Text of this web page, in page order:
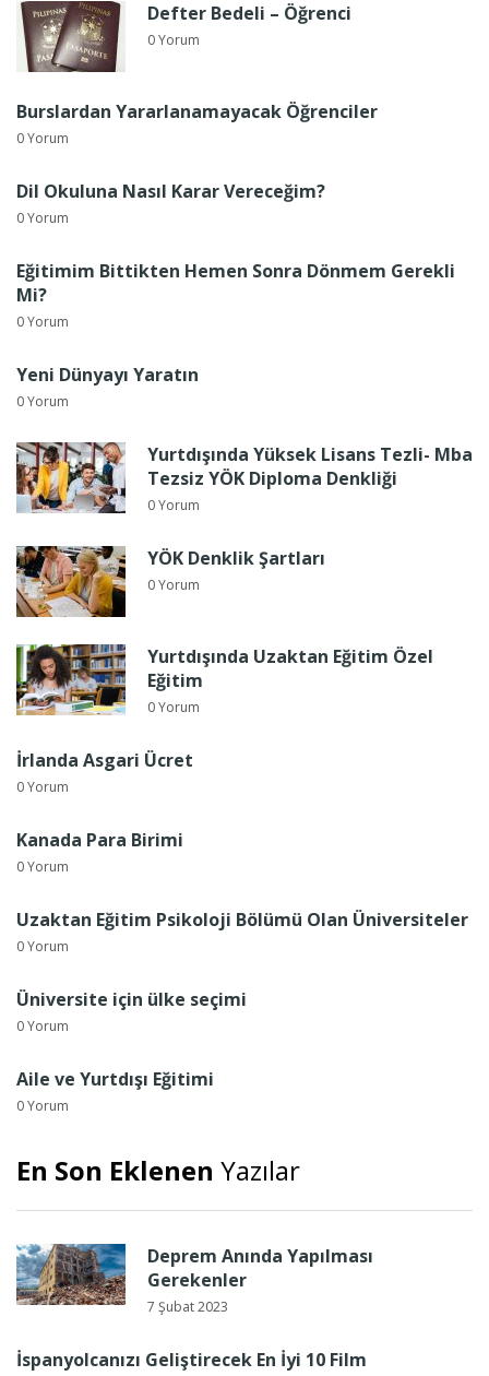
Defter Bedeli – Öğrenci
0 Yorum
Burslardan Yararlanamayacak Öğrenciler
0 Yorum
Dil Okuluna Nasıl Karar Vereceğim?
0 Yorum
Eğitimim Bittikten Hemen Sonra Dönmem Gerekli
Mi?
0 Yorum
Yeni Dünyayı Yaratın
0 Yorum
Yurtdışında Yüksek Lisans Tezli- Mba
Tezsiz YÖK Diploma Denkliği
0 Yorum
YÖK Denklik Şartları
0 Yorum
Yurtdışında Uzaktan Eğitim Özel
Eğitim
0 Yorum
İrlanda Asgari Ücret
0 Yorum
Kanada Para Birimi
0 Yorum
Uzaktan Eğitim Psikoloji Bölümü Olan Üniversiteler
0 Yorum
Üniversite için ülke seçimi
0 Yorum
Aile ve Yurtdışı Eğitimi
0 Yorum
En Son Eklenen Yazılar
Deprem Anında Yapılması
Gerekenler
7 Şubat 2023
İspanyolcanızı Geliştirecek En İyi 10 Film